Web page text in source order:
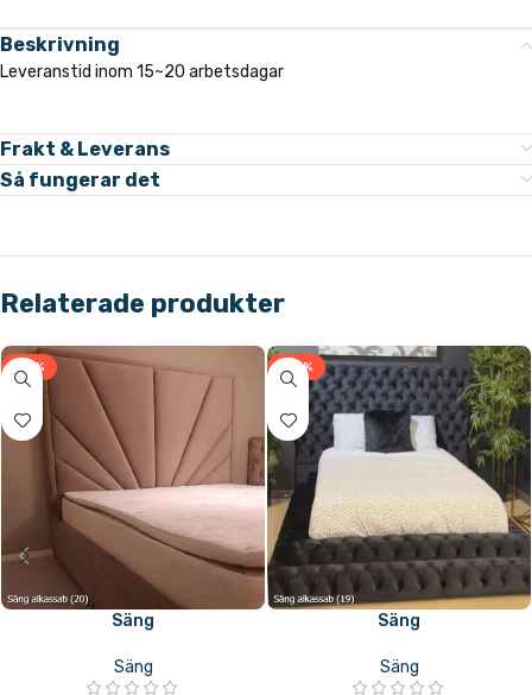
Beskrivning
Leveranstid inom 15~20 arbetsdagar
Frakt & Leverans
Så fungerar det
Relaterade produkter
-31%
Säng
Säng
-33%
Säng
Säng